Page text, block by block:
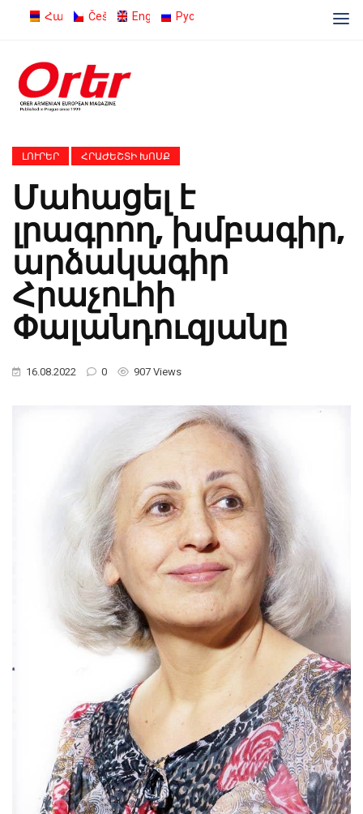
ՀայերենČeština English Русский
ԼՈՒՐԵՐ ՀՐԱԺԵՇՏԻ ԽՈՍՔ
Մահացել է
լրագրող, խմբագիր,
արձակագիր
Հրաչուհի
Փալանդուզյանը
16.08.2022 0 907 Views